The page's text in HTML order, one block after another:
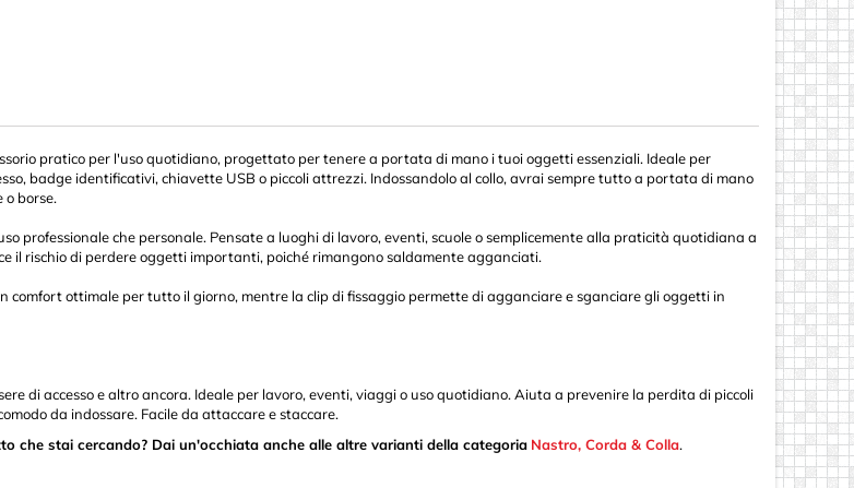
pratico per l'uso quotidiano, progettato per tenere a portata di mano i tuoi oggetti essenziali. Ideale per
badge identificativi, chiavette USB o piccoli attrezzi. Indossandolo al collo, avrai sempre tutto a portata di mano
borse.
professionale che personale. Pensate a luoghi di lavoro, eventi, scuole o semplicemente alla praticità quotidiana a
il rischio di perdere oggetti importanti, poiché rimangono saldamente agganciati.
comfort ottimale per tutto il giorno, mentre la clip di fissaggio permette di agganciare e sganciare gli oggetti in
di accesso e altro ancora. Ideale per lavoro, eventi, viaggi o uso quotidiano. Aiuta a prevenire la perdita di piccoli
da indossare. Facile da attaccare e staccare.
che stai cercando? Dai un'occhiata anche alle altre varianti della categoria Nastro, Corda & Colla.